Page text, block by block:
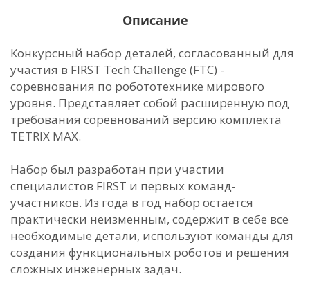
Описание
Конкурсный набор деталей, согласованный для
участия в FIRST Tech Challenge (FTC) -
соревнования по робототехнике мирового
уровня. Представляет собой расширенную под
требования соревнований версию комплекта
TETRIX MAX.
Набор был разработан при участии
специалистов FIRST и первых команд-
участников. Из года в год набор остается
практически неизменным, содержит в себе все
необходимые детали, используют команды для
создания функциональных роботов и решения
сложных инженерных задач.